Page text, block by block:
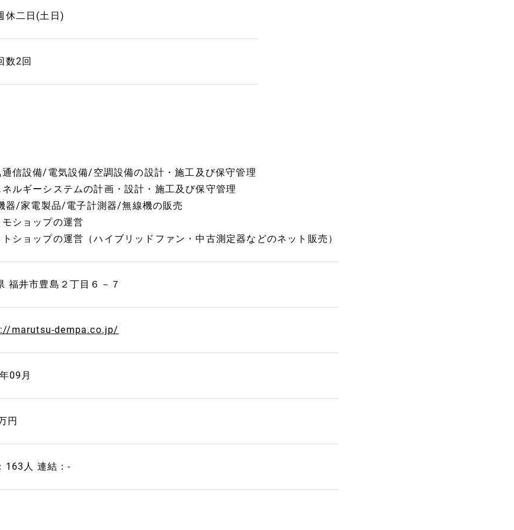
休二日(土日)
数2回
信設備/電気設備/空調設備の設計・施工及び保守管理
ルギーシステムの計画・設計・施工及び保守管理
器/家電製品/電子計測器/無線機の販売
ショップの運営
ショップの運営（ハイブリッドファン・中古測定器などのネット販売）
福井市豊島２丁目６－７
marutsu-dempa.co.jp/
09月
円
163人 連結：-